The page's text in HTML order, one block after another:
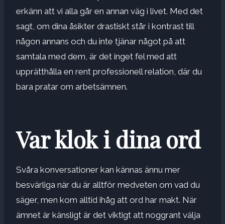
erkänn att vi alla går en annan väg i livet. Med det
sagt, om dina åsikter drastiskt står i kontrast till
någon annans och du inte tjänar något på att
samtala med dem, är det inget fel med att
upprätthålla en rent professionell relation, där du
bara pratar om arbetsämnen.
Var klok i dina ord
Svåra konversationer kan kännas ännu mer
besvärliga när du är alltför medveten om vad du
säger, men kom alltid ihåg att ord har makt. När
ämnet är känsligt är det viktigt att noggrant välja